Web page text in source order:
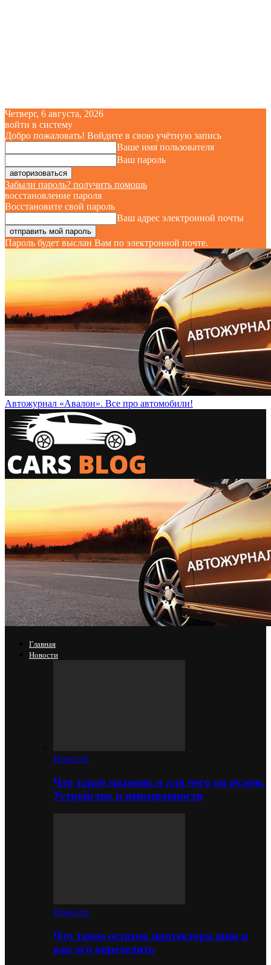
Четверг, 6 августа, 2026
войти в систему
Добро пожаловать! Войдите в свою учётную запись
Ваше имя пользователя
Ваш пароль
Забыли пароль? получить помощь
восстановление пароля
Восстановите свой пароль
Ваш адрес электронной почты
Пароль будет выслан Вам по электронной почте.
Автожурнал «Авалон». Все про автомобили!
Главная
Новости
Новости
Что такое маховик и для чего он нужен.
Устройство и неисправности
Новости
Что такое остаток протектора шин и
как его определить